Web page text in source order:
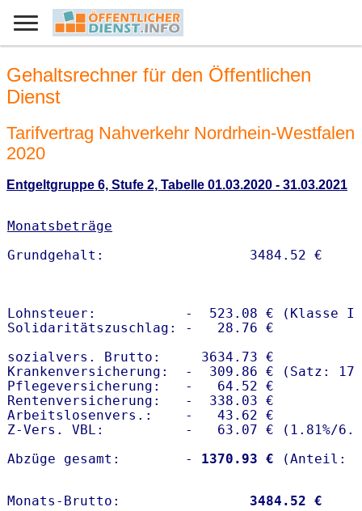
Gehaltsrechner für den Öffentlichen
Dienst
Tarifvertrag Nahverkehr Nordrhein-Westfalen
2020
Entgeltgruppe 6, Stufe 2, Tabelle 01.03.2020 - 31.03.2021
Monatsbeträge
Lohnsteuer:           -  523.08 € (Klasse I)
Solidaritätszuschlag: -   28.76 €
sozialvers. Brutto:     3634.73 €
Krankenversicherung:  -  309.86 € (Satz:
Pflegeversicherung:   -   64.52 €
Rentenversicherung:   -  338.03 €
Arbeitslosenvers.:    -   43.62 €
Z-Vers. VBL:          -   63.07 € ( 1.81%/
Abzüge gesamt:        -
1370.93 €
Monats-Brutto: 3484.52 €